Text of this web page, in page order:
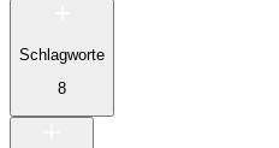
Schlagworte
8